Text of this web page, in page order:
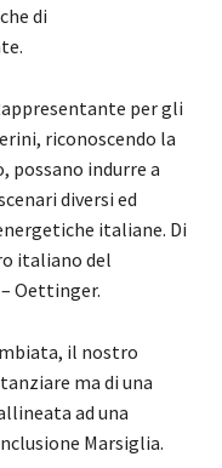
di
per gli
riconoscendo la
possano indurre a
diversi ed
italiane. Di
italiano del
Oettinger.
il nostro
ma di una
ad una
Marsiglia.